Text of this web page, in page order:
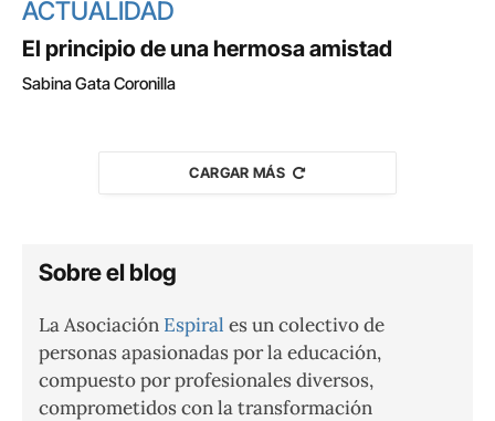
ACTUALIDAD
El principio de una hermosa amistad
Sabina Gata Coronilla
CARGAR MÁS
Sobre el blog
La Asociación Espiral es un colectivo de
personas apasionadas por la educación,
compuesto por profesionales diversos,
comprometidos con la transformación